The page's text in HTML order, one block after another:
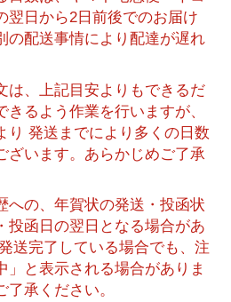
翌日から2日前後でのお届け
の配送事情により配達が遅れ
は、上記目安よりもできるだ
きるよう作業を行いますが、
り 発送までにより多くの日数
ざいます。あらかじめご了承
への、年賀状の発送・投函状
投函日の翌日となる場合があ
送完了している場合でも、注
」と表示される場合がありま
承ください。